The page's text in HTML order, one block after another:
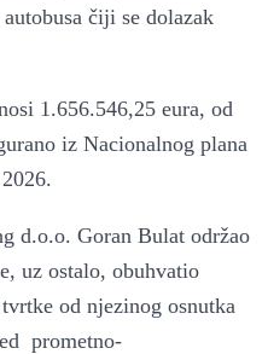
čiji se dolazak
1.656.546,25 eura, od
iz Nacionalnog plana
d.o.o. Goran Bulat održao
uz ostalo, obuhvatio
od njezinog osnutka
prometno-